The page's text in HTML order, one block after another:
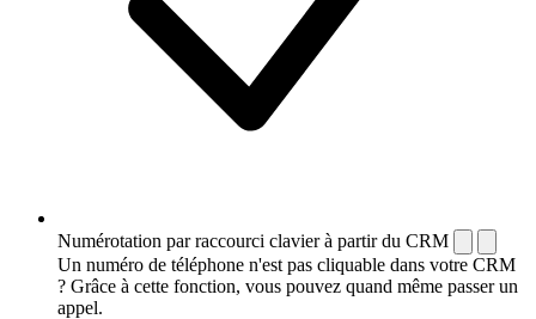
Numérotation par raccourci clavier à partir du CRM
Un numéro de téléphone n'est pas cliquable dans votre CRM
? Grâce à cette fonction, vous pouvez quand même passer un
appel.